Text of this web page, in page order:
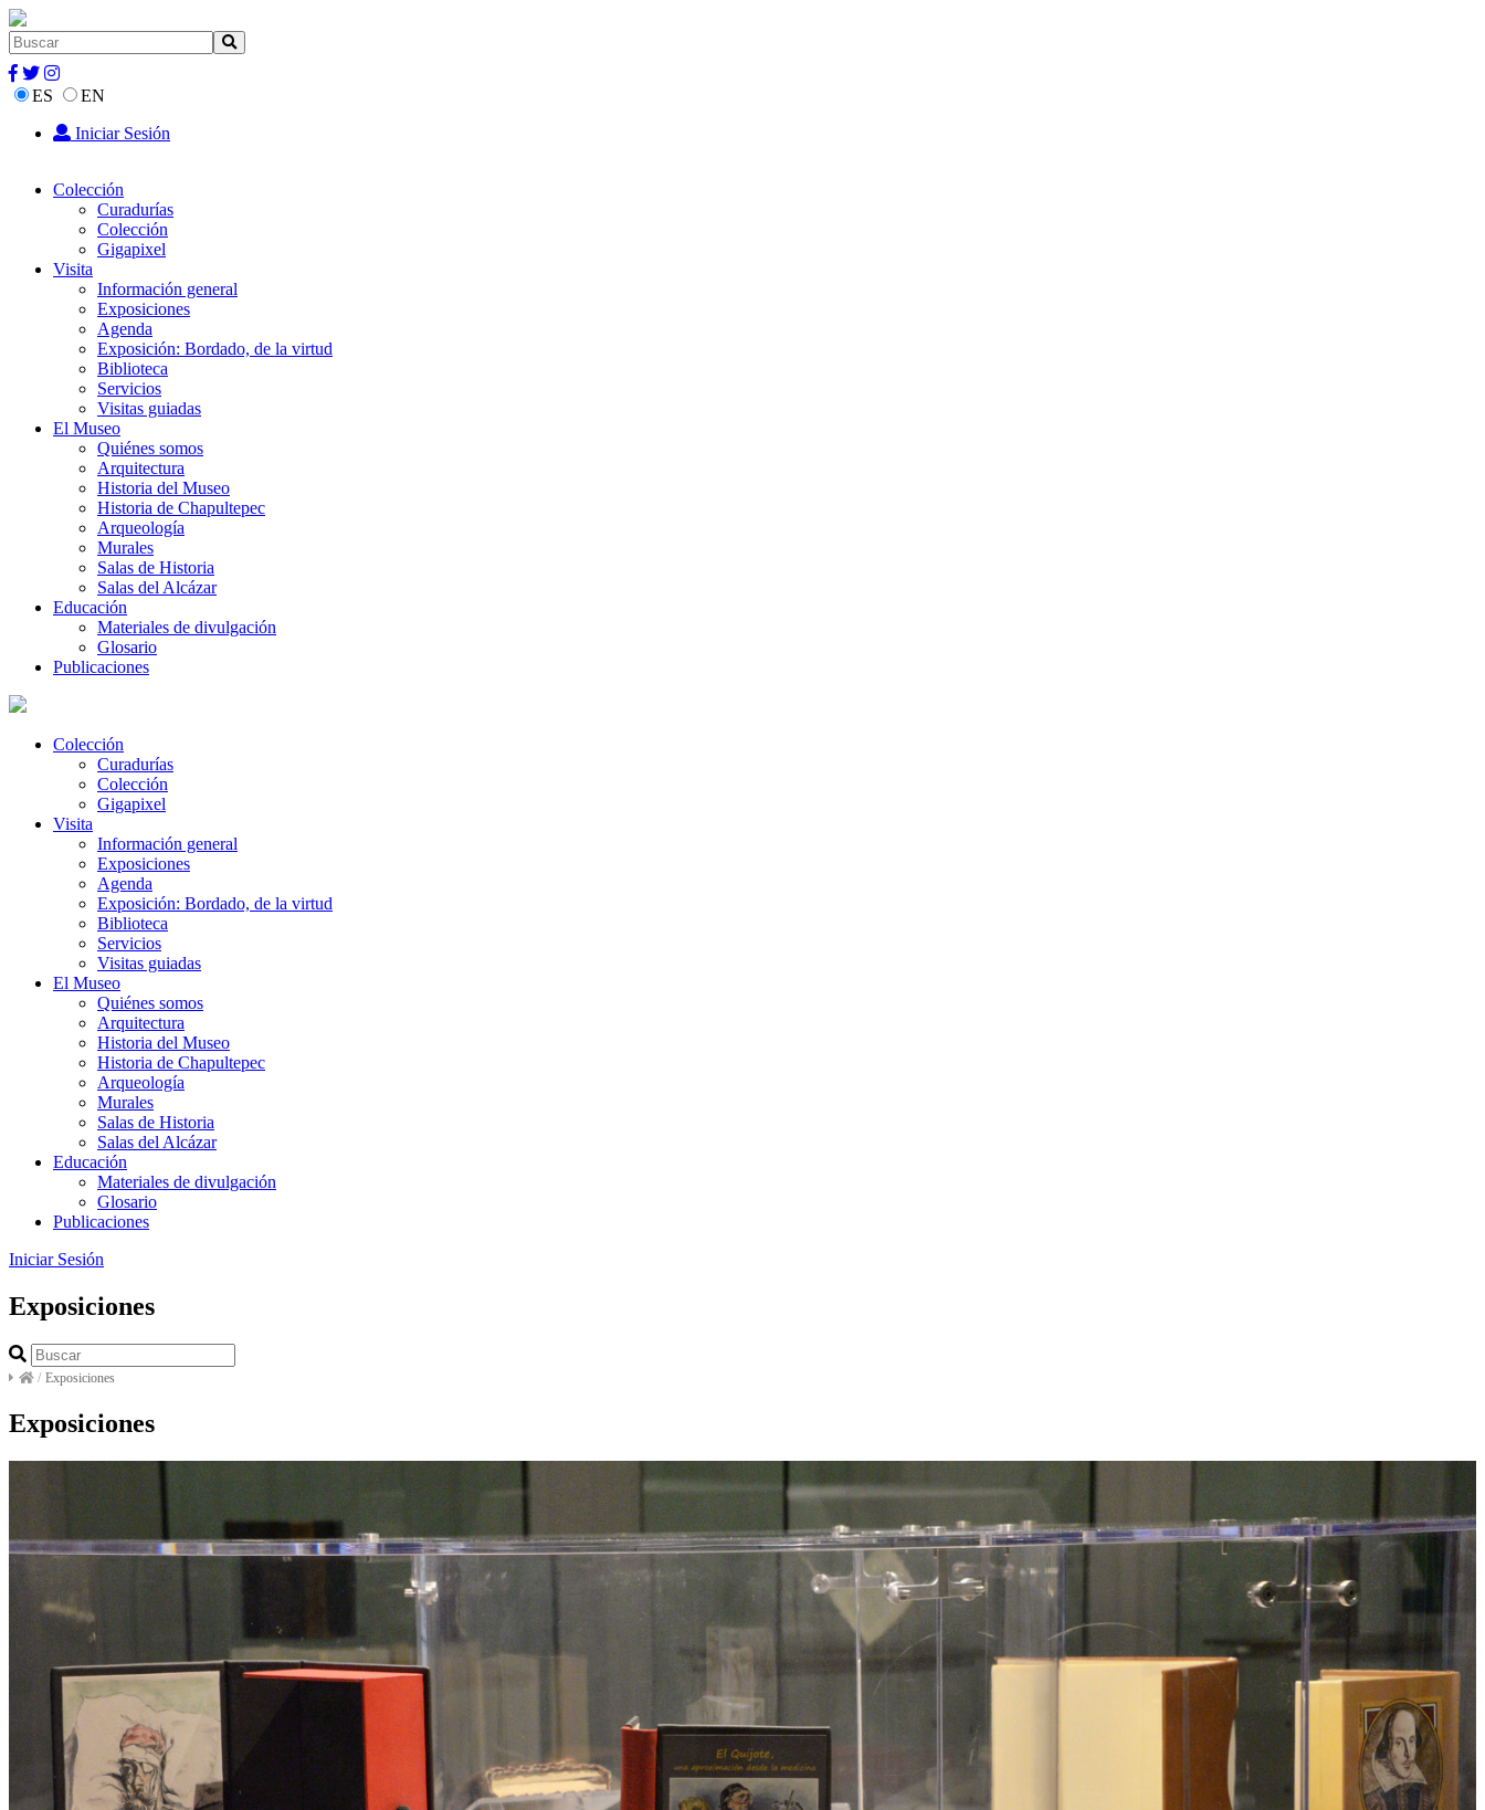
ES
EN
Iniciar Sesión
Colección
Curadurías
Colección
Gigapixel
Visita
Información general
Exposiciones
Agenda
Exposición: Bordado, de la virtud
Biblioteca
Servicios
Visitas guiadas
El Museo
Quiénes somos
Arquitectura
Historia del Museo
Historia de Chapultepec
Arqueología
Murales
Salas de Historia
Salas del Alcázar
Educación
Materiales de divulgación
Glosario
Publicaciones
Colección
Curadurías
Colección
Gigapixel
Visita
Información general
Exposiciones
Agenda
Exposición: Bordado, de la virtud
Biblioteca
Servicios
Visitas guiadas
El Museo
Quiénes somos
Arquitectura
Historia del Museo
Historia de Chapultepec
Arqueología
Murales
Salas de Historia
Salas del Alcázar
Educación
Materiales de divulgación
Glosario
Publicaciones
Iniciar Sesión
Exposiciones
/ Exposiciones
Exposiciones